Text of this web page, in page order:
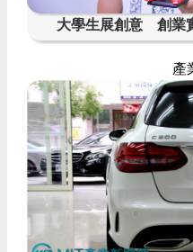
大學生展創意 創業
產